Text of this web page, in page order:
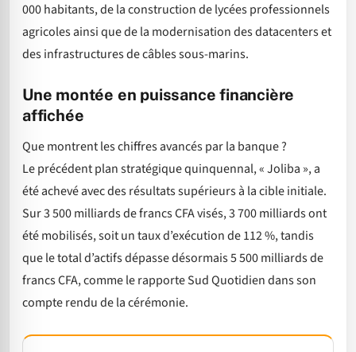
000 habitants, de la construction de lycées professionnels
agricoles ainsi que de la modernisation des datacenters et
des infrastructures de câbles sous-marins.
Une montée en puissance financière
affichée
Que montrent les chiffres avancés par la banque ?
Le précédent plan stratégique quinquennal, « Joliba », a
été achevé avec des résultats supérieurs à la cible initiale.
Sur 3 500 milliards de francs CFA visés, 3 700 milliards ont
été mobilisés, soit un taux d’exécution de 112 %, tandis
que le total d’actifs dépasse désormais 5 500 milliards de
francs CFA, comme le rapporte Sud Quotidien dans son
compte rendu de la cérémonie.